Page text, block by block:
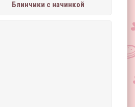
Блинчики с начинкой